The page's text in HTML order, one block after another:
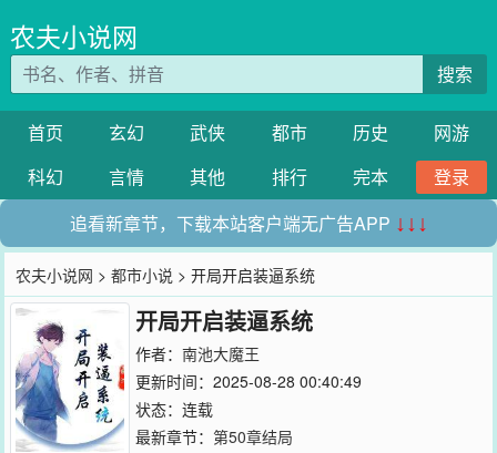
农夫小说网
搜索
首页 玄幻 武侠 都市 历史
网游
科幻
言情 其他 排行 完本
登录
追看新章节，下载本站客户端无广告APP ↓↓↓
农夫小说网 >都市小说 > 开局开启装逼系统
开局开启装逼系统
作者： 南池大魔王
更新时间：2025-08-28 00:40:49
状态：连载
最新章节： 第50章结局